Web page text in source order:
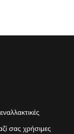
σας χρήσιμες